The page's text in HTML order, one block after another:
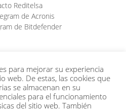
Reditelsa
de Acronis
de Bitdefender
para mejorar su experiencia
web. De estas, las cookies que
se almacenan en su
para el funcionamiento
del sitio web. También